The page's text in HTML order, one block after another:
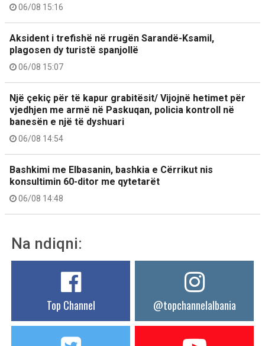
06/08 15:16
Aksident i trefishë në rrugën Sarandë-Ksamil,
plagosen dy turistë spanjollë
06/08 15:07
Një çekiç për të kapur grabitësit/ Vijojnë hetimet për
vjedhjen me armë në Paskuqan, policia kontroll në
banesën e një të dyshuari
06/08 14:54
Bashkimi me Elbasanin, bashkia e Cërrikut nis
konsultimin 60-ditor me qytetarët
06/08 14:48
Na ndiqni:
Top Channel @topchannelalbania